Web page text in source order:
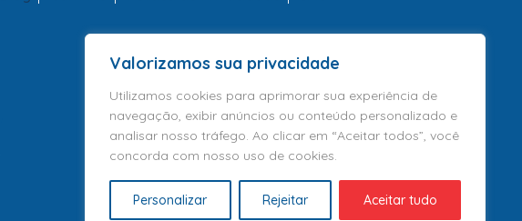
Valorizamos sua privacidade
Utilizamos cookies para aprimorar sua experiência de
navegação, exibir anúncios ou conteúdo personalizado e
analisar nosso tráfego. Ao clicar em “Aceitar todos”, você
concorda com nosso uso de cookies.
Personalizar Rejeitar Aceitar tudo